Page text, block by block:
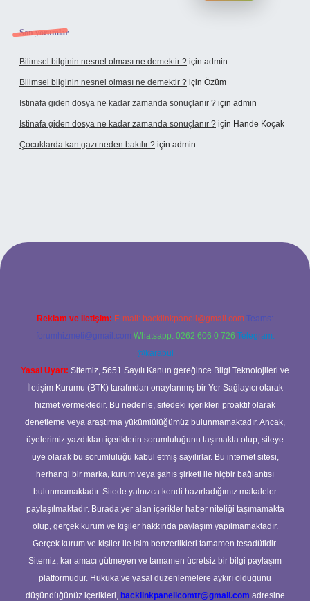
Son yorumlar
Bilimsel bilginin nesnel olması ne demektir ? için admin
Bilimsel bilginin nesnel olması ne demektir ? için Özüm
Istinafa giden dosya ne kadar zamanda sonuçlanır ? için admin
Istinafa giden dosya ne kadar zamanda sonuçlanır ? için Hande Koçak
Çocuklarda kan gazı neden bakılır ? için admin
Reklam ve İletişim: E-mail: backlinkpaneli@gmail.com Teams:
forumhizmeti@gmail.com Whatsapp: 0262 606 0 726 Telegram:
@karabul
Yasal Uyarı: Sitemiz, 5651 Sayılı Kanun gereğince Bilgi Teknolojileri ve
İletişim Kurumu (BTK) tarafından onaylanmış bir Yer Sağlayıcı olarak
hizmet vermektedir. Bu nedenle, sitedeki içerikleri proaktif olarak
denetleme veya araştırma yükümlülüğümüz bulunmamaktadır. Ancak,
üyelerimiz yazdıkları içeriklerin sorumluluğunu taşımakta olup, siteye
üye olarak bu sorumluluğu kabul etmiş sayılırlar. Bu internet sitesi,
herhangi bir marka, kurum veya şahıs şirketi ile hiçbir bağlantısı
bulunmamaktadır. Sitede yalnızca kendi hazırladığımız makaleler
paylaşılmaktadır. Burada yer alan içerikler haber niteliği taşımamakta
olup, gerçek kurum ve kişiler hakkında paylaşım yapılmamaktadır.
Gerçek kurum ve kişiler ile isim benzerlikleri tamamen tesadüfidir.
Sitemiz, kar amacı gütmeyen ve tamamen ücretsiz bir bilgi paylaşım
platformudur. Hukuka ve yasal düzenlemelere aykırı olduğunu
düşündüğünüz içerikleri, backlinkpanelicomtr@gmail.com adresine